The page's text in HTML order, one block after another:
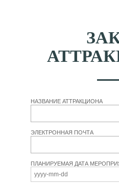
НАЗВАНИЕ АТТРАКЦИОНА
ЭЛЕКТРОННАЯ ПОЧТА
ПЛАНИРУЕМАЯ ДАТА